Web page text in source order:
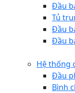
Đầu
Tủ
Đầu
Đầu
Hệ thống
Đầu
Bình